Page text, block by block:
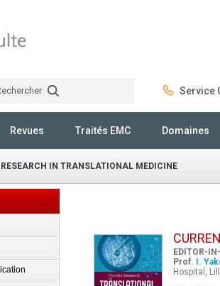
Service
Revues Traités EMC Domaines
RESEARCH IN TRANSLATIONAL MEDICINE
EDITOR-
Prof.
I.
Hospital,